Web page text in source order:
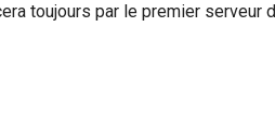
toujours par le premier serveur